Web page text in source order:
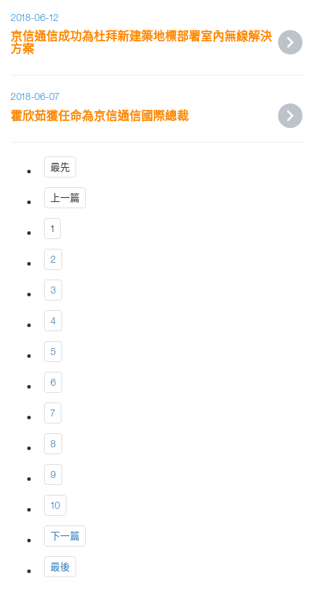
2018-06-12
京信通信成功為杜拜新建築地標部署室內無線解決
方案
2018-06-07
霍欣茹獲任命為京信通信國際總裁
最先
上一篇
1
2
3
4
5
6
7
8
9
10
下一篇
最後